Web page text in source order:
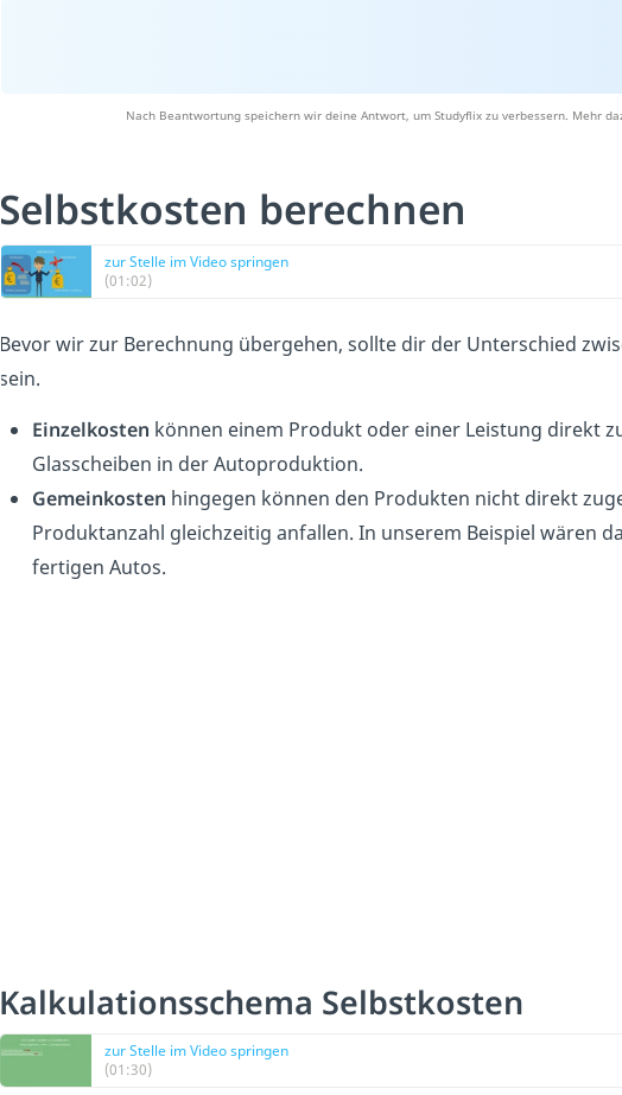
Nach Beantwortung speichern wir deine Antwort, um Studyflix zu verbessern. Mehr
Selbstkosten berechnen
zur Stelle im Video springen
(01:02)
Bevor wir zur Berechnung übergehen, sollte dir der Unterschied
sein.
Einzelkosten können einem Produkt oder einer Leistung direkt
Glasscheiben in der Autoproduktion.
Gemeinkosten hingegen können den Produkten nicht direkt
Produktanzahl gleichzeitig anfallen. In unserem Beispiel wären
fertigen Autos.
Kalkulationsschema Selbstkosten
zur Stelle im Video springen
(01:30)